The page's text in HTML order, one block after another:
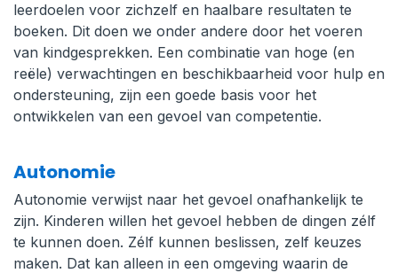
leerdoelen voor zichzelf en haalbare resultaten te
boeken. Dit doen we onder andere door het voeren
van kindgesprekken. Een combinatie van hoge (en
reële) verwachtingen en beschikbaarheid voor hulp en
ondersteuning, zijn een goede basis voor het
ontwikkelen van een gevoel van competentie.
Autonomie
Autonomie verwijst naar het gevoel onafhankelijk te
zijn. Kinderen willen het gevoel hebben de dingen zélf
te kunnen doen. Zélf kunnen beslissen, zelf keuzes
maken. Dat kan alleen in een omgeving waarin de